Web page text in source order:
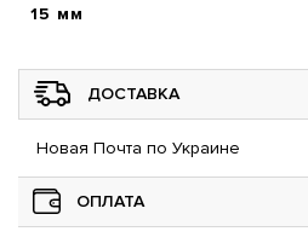
15 мм
ДОСТАВКА
Новая Почта по Украине
ОПЛАТА